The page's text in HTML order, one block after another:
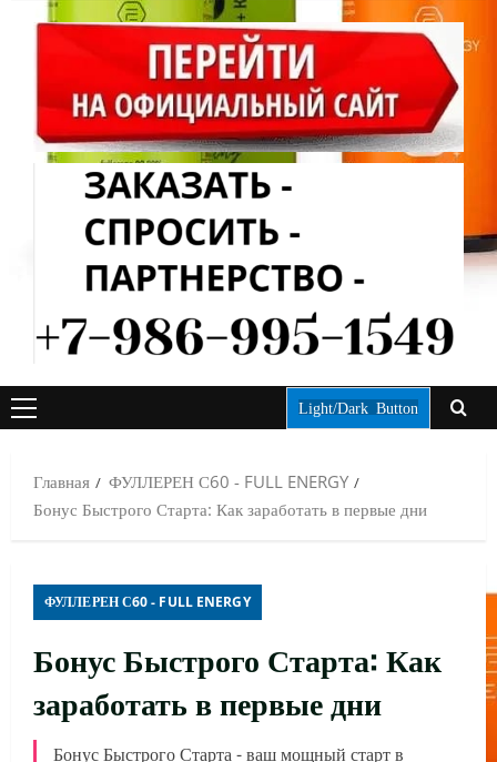
ОСНОВНОЕ
Light/Dark Button
Главная
ФУЛЛЕРЕН С60 - FULL ENERGY
Бонус Быстрого Старта: Как заработать в первые дни
ФУЛЛЕРЕН С60 - FULL ENERGY
Бонус Быстрого Старта: Как
заработать в первые дни
Бонус Быстрого Старта - ваш мощный старт в